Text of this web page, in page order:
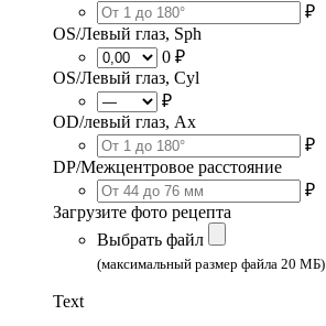
₽
OS/Левый глаз, Sph
0 ₽
OS/Левый глаз, Cyl
₽
OD/левый глаз, Ax
₽
DP/Межцентровое расстояние
₽
Загрузите фото рецепта
Выбрать файл
(максимальный размер файла 20 МБ)
Text